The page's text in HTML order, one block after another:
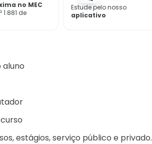
no MEC
1.881 de
Estude pelo nosso
aplicativo
estágios, serviço público e privado.